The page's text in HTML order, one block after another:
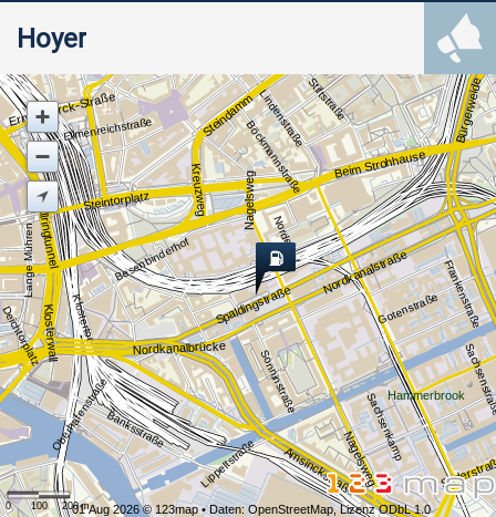
Hoyer
Hammerbrook
Bürgerweide
Nordkanalstraße
Klosterwall
Wallringtunnel
Nordkanalbrücke
Spaldingstraße
Amsinckstraße
Steindamm
Nagelsweg
Kreuzweg Beim Strohhause
Steintorplatz
Ernst-Merck-Straße
Nagelsweg
Frankenstraße
Gotenstraße
Sachsenkamp
Besenbinderhof
Klostertor
Lange Mühren
OberhafenstraßeBanksstraße
Deichtorplatz
Lippeltstraße
Norderhof
Böckmannstraße
Ellmenreichstraße
Stiftstraße
Lindenstraße
Sonninstraße
0 100 200 m
01 Aug 2026 ©123map• Daten:OpenStreetMap,Lizenz ODbL 1.0